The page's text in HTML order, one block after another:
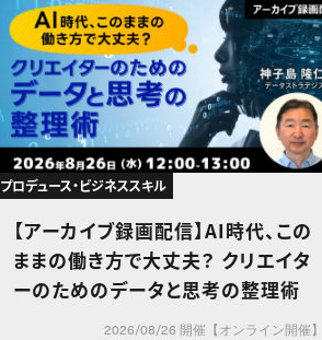
プロデュース・ビジネススキル
【アーカイブ録画配信】AI時代、この
ままの働き方で大丈夫？ クリエイタ
ーのためのデータと思考の整理術
2026/08/26 開催【オンライン開催】